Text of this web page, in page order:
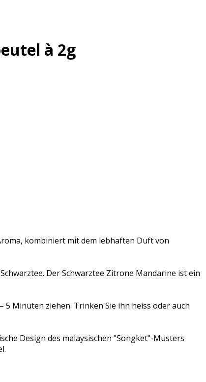
à 2g
kombiniert mit dem lebhaften Duft von
Der Schwarztee Zitrone Mandarine ist ein
5 Minuten ziehen. Trinken Sie ihn heiss oder auch
Design des malaysischen "Songket"-Musters